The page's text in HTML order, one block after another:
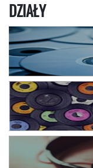
DZIAŁY